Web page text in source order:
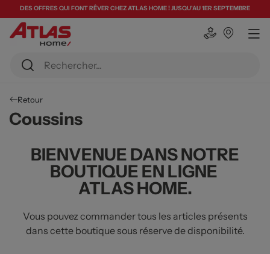
DES OFFRES QUI FONT RÊVER CHEZ ATLAS HOME ! JUSQU'AU 1ER SEPTEMBRE
Retour
Coussins
BIENVENUE DANS NOTRE
BOUTIQUE EN LIGNE
ATLAS HOME.
Vous pouvez commander tous les articles présents
dans cette boutique sous réserve de disponibilité.